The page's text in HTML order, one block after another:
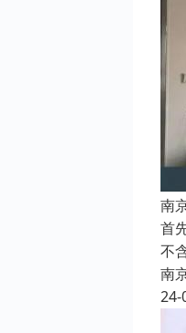
南
首
不
南
24-